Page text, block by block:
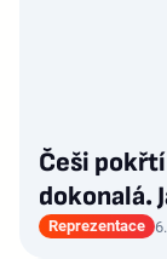
Češi
dokonalá.
Reprezentace